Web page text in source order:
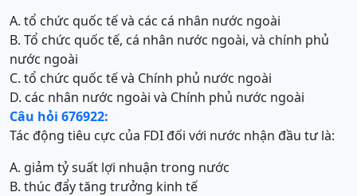
A. tổ chức quốc tế và các cá nhân nước ngoài
B. Tổ chức quốc tế, cá nhân nước ngoài, và chính phủ
nước ngoài
C. tổ chức quốc tế và Chính phủ nước ngoài
D. các nhân nước ngoài và Chính phủ nước ngoài
Câu hỏi 676922:
Tác động tiêu cực của FDI đối với nước nhận đầu tư là:
A. giảm tỷ suất lợi nhuận trong nước
B. thúc đẩy tăng trưởng kinh tế